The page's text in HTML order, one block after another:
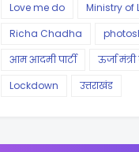
Love me do
Ministry of
Richa Chadha
आम आदमी पार्टी
ऊर्जा
Lockdown
उत्तराखंड